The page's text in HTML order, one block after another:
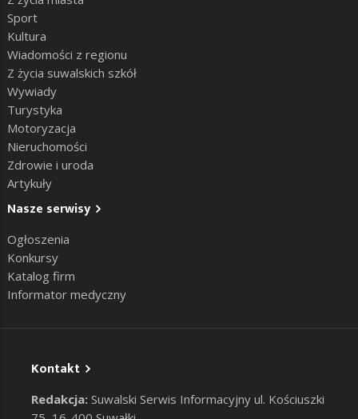
Sport
Kultura
Wiadomości z regionu
Z życia suwalskich szkół
Wywiady
Turystyka
Motoryzacja
Nieruchomości
Zdrowie i uroda
Artykuły
Nasze serwisy
Ogłoszenia
Konkursy
Katalog firm
Informator medyczny
Kontakt
Redakcja: Suwalski Serwis Informacyjny ul. Kościuszki